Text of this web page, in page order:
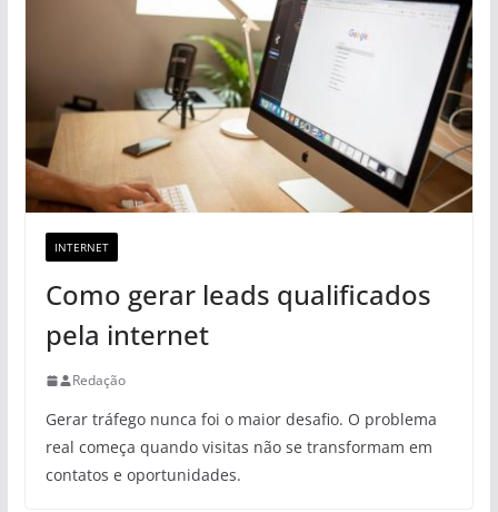
INTERNET
Como gerar leads qualificados
pela internet
Redação
Gerar tráfego nunca foi o maior desafio. O problema
real começa quando visitas não se transformam em
contatos e oportunidades.